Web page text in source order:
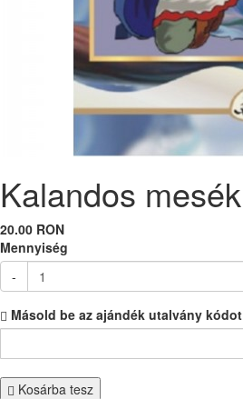
Kalandos mesék
20.00 RON
Mennyiség
-
Másold be az ajándék utalvány kódot
Kosárba tesz